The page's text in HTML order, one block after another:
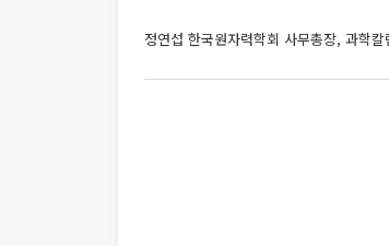
정연섭 한국원자력학회 사무총장, 과학칼